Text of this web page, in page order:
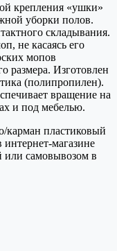
крепления «ушки»
уборки полов.
складывания.
не касаясь его
мопов
размера. Изготовлен
(полипропилен).
вращение на
и под мебелью.
карман пластиковый
магазине
или самовывозом в